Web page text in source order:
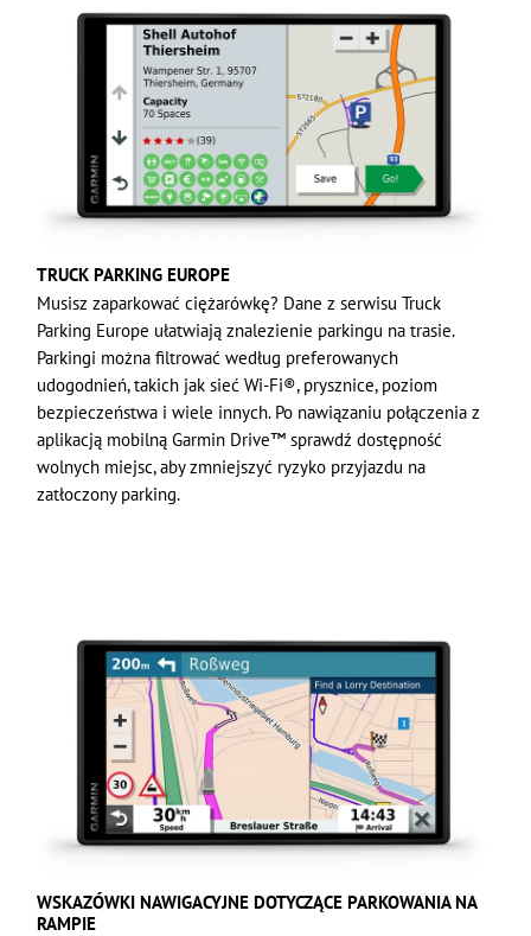
TRUCK PARKING EUROPE
Musisz zaparkować ciężarówkę? Dane z serwisu Truck
Parking Europe ułatwiają znalezienie parkingu na trasie.
Parkingi można filtrować według preferowanych
udogodnień, takich jak sieć Wi-Fi®, prysznice, poziom
bezpieczeństwa i wiele innych. Po nawiązaniu połączenia z
aplikacją mobilną Garmin Drive™ sprawdź dostępność
wolnych miejsc, aby zmniejszyć ryzyko przyjazdu na
zatłoczony parking.
WSKAZÓWKI NAWIGACYJNE DOTYCZĄCE PARKOWANIA NA
RAMPIE